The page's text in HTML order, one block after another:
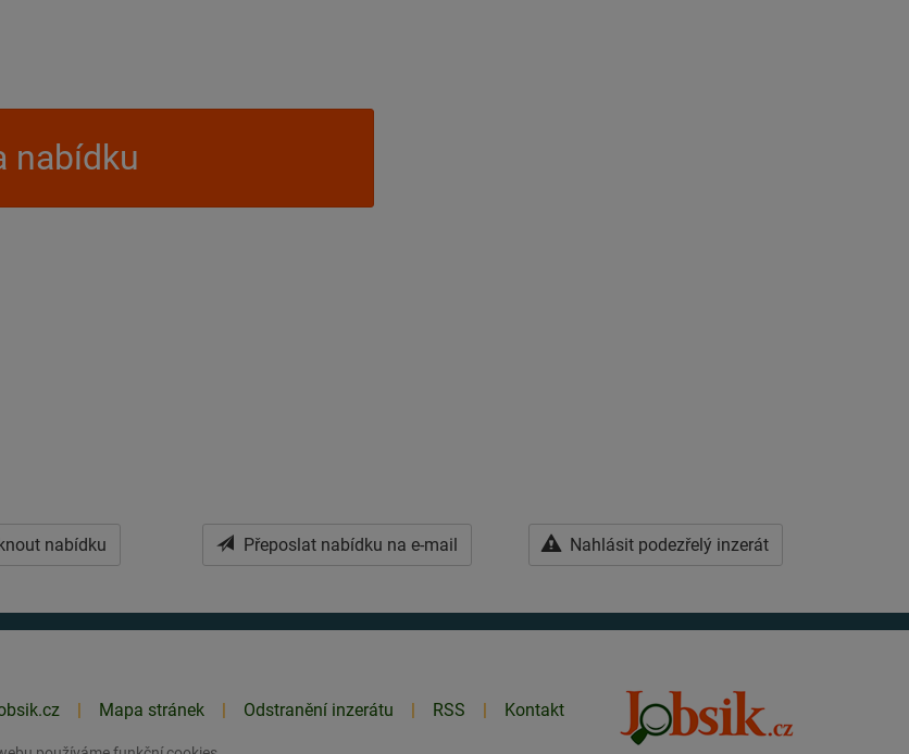
nabídku
nabídku Přeposlat nabídku na e-mail Nahlásit podezřelý inzerát
Mapa stránek Odstranění inzerátu RSS Kontakt